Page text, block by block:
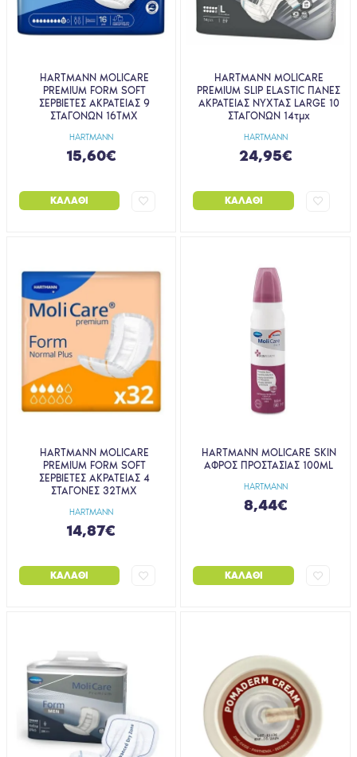
HARTMANN
HARTMANN MOLICARE
PREMIUM FORM SOFT
ΣΕΡΒΙΕΤΕΣ ΑΚΡΑΤΕΙΑΣ 9
ΣΤΑΓΟΝΩΝ 16ΤΜΧ
15,60€
ΚΑΛΆΘΙ
HARTMANN
HARTMANN MOLICARE
PREMIUM SLIP ELASTIC ΠΑΝΕΣ
ΑΚΡΑΤΕΙΑΣ ΝΥΧΤΑΣ LARGE 10
ΣΤΑΓΟΝΩΝ 14τμχ
24,95€
ΚΑΛΆΘΙ
HARTMANN
HARTMANN MOLICARE
PREMIUM FORM SOFT
ΣΕΡΒΙΕΤΕΣ ΑΚΡΑΤΕΙΑΣ 4
ΣΤΑΓΟΝΕΣ 32ΤΜΧ
14,87€
ΚΑΛΆΘΙ
HARTMANN
HARTMANN MOLICARE SKIN
AΦΡΟΣ ΠΡΟΣΤΑΣΙΑΣ 100ML
8,44€
ΚΑΛΆΘΙ